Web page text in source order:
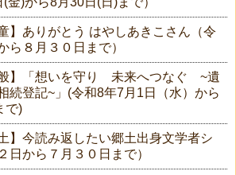
】ありがとう はやしあきこさん（令
ら８月３０日まで）
般】「想いを守り 未来へつなぐ ~遺
続登記~」(令和8年7月1日（水）から
で)
】今読み返したい郷土出身文学者シ
日から７月３０日まで）